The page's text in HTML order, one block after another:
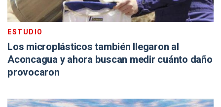
ESTUDIO
Los microplásticos también llegaron al
Aconcagua y ahora buscan medir cuánto daño
provocaron